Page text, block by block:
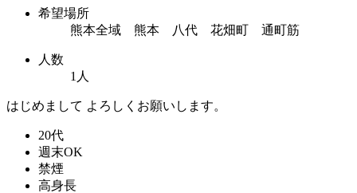
希望場所
熊本全域 熊本 八代 花畑町 通町筋
人数
1人
はじめまして よろしくお願いします。
20代
週末OK
禁煙
高身長